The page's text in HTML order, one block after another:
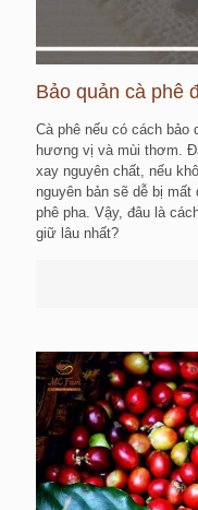
Bảo quản cà phê
Cà phê nếu có cách
hương vị và mùi thơm.
xay nguyên chất, nếu
nguyên bản sẽ dễ bị
phê pha. Vậy, đâu là
giữ lâu nhất?